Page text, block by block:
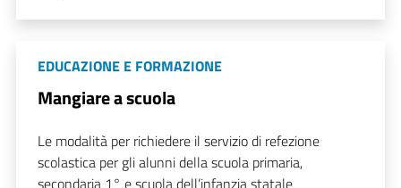
EDUCAZIONE E FORMAZIONE
Mangiare a scuola
Le modalità per richiedere il servizio di refezione
scolastica per gli alunni della scuola primaria,
secondaria 1° e scuola dell’infanzia statale